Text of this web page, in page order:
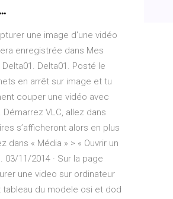
une image d'une vidéo
enregistrée dans Mes
Delta01. Posté le
en arrêt sur image et tu
couper une vidéo avec
VLC, allez dans
s’afficheront alors en plus
« Média » > « Ouvrir un
11/2014 · Sur la page
une video sur ordinateur
du modele osi et dod